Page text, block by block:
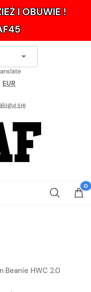
I OBUWIE !
EUR
się
Beanie HWC 2.0